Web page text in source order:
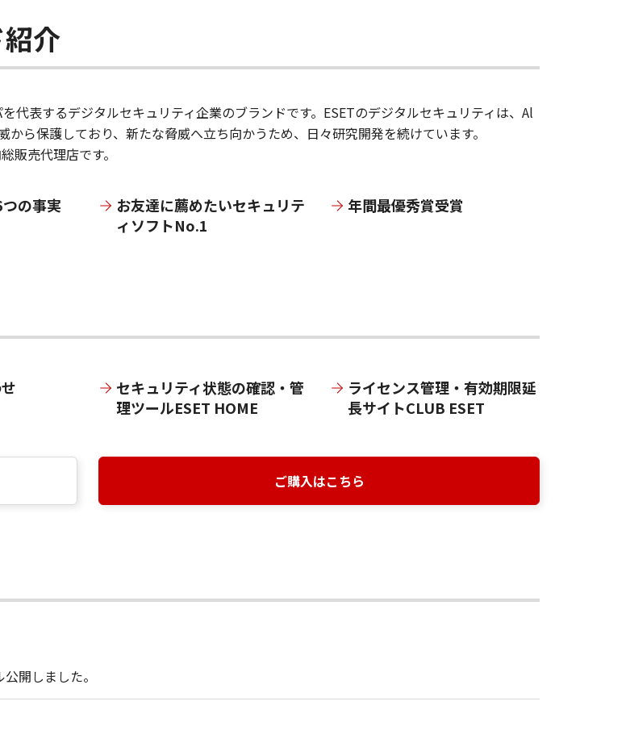
介
代表するデジタルセキュリティ企業のブランドです。ESETのデジタルセキュリティは、Al
ら保護しており、新たな脅威へ立ち向かうため、日々研究開発を続けています。
販売代理店です。
の事実
お友達に薦めたいセキュリテ
ィソフトNo.1
年間最優秀賞受賞
セキュリティ状態の確認・管
理ツールESET HOME
ライセンス管理・有効期限延
長サイトCLUB ESET
ご購入はこちら
開しました。